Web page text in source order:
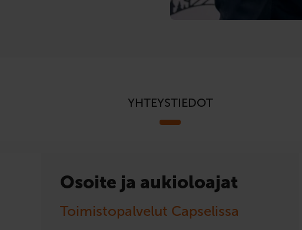
YHTEYSTIEDOT
Osoite ja aukioloajat
Toimistopalvelut Capselissa